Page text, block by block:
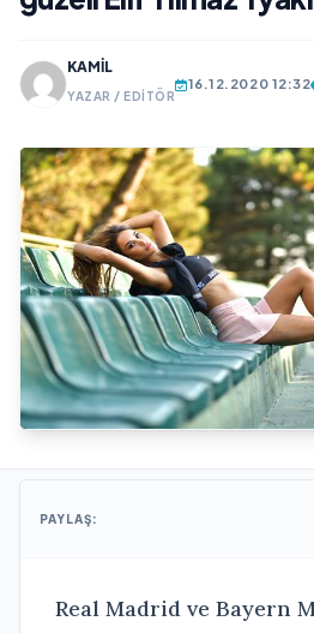
KAMIL
YAZAR / EDITÖR
16.12.2020 12:32
PAYLAŞ:
Real Madrid ve Bayern